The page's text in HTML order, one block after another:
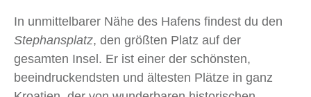
In unmittelbarer Nähe des Hafens findest du den
Stephansplatz, den größten Platz auf der
gesamten Insel. Er ist einer der schönsten,
beeindruckendsten und ältesten Plätze in ganz